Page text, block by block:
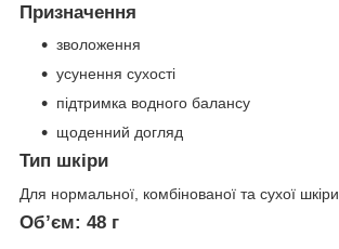
Призначення
зволоження
усунення сухості
підтримка водного балансу
щоденний догляд
Тип шкіри
Для нормальної, комбінованої та сухої шкіри
Обʼєм: 48 г